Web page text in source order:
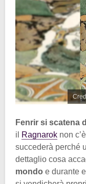
Fenrir si scatena
il
Ragnarok non
succederà perché
dettaglio cosa
mondo e durante